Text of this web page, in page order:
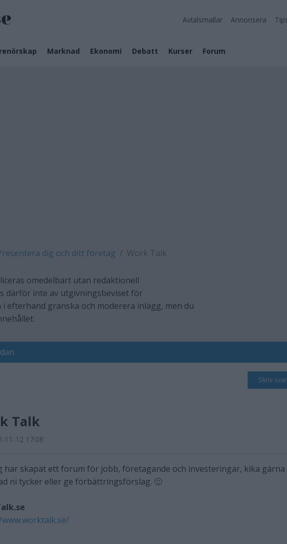
Avtalsmallar Annonsera
Marknad Ekonomi Debatt Kurser Forum
dig och ditt företag Work Talk
omedelbart utan redaktionell
därför inte av utgivningsbeviset för
i efterhand granska och moderera inlägg, men du
Skriv svar
Talk
11-12 17:08
har skapat ett forum för jobb, företagande och investeringar, kika gärna
ni tycker eller ge förbättringsförslag. 🙂